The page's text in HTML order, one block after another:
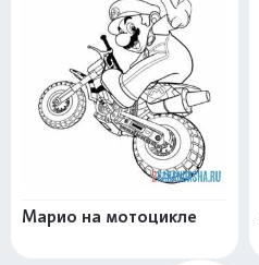
Марио на мотоцикле